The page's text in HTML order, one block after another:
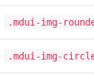
.mdui-img-
.mdui-img-